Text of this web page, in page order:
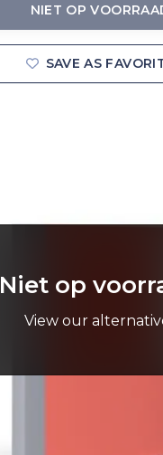
Niet op
View our
NIET OP
SAVE AS